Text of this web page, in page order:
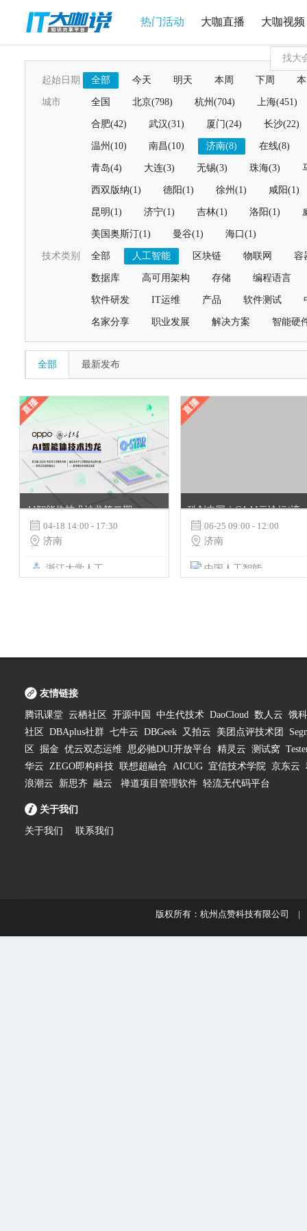
热门活动 大咖直播 大咖视频
起始日期 全部 今天 明天 本周 下周
城市 全国 北京(798) 杭州(704) 上海(451)
合肥(42) 武汉(31) 厦门(24) 长沙(22)
温州(10) 南昌(10) 济南(8) 在线(8)
青岛(4) 大连(3) 无锡(3) 珠海(3)
西双版纳(1) 德阳(1) 徐州(1) 咸阳(1)
昆明(1) 济宁(1) 吉林(1) 洛阳(1)
美国奥斯汀(1) 曼谷(1) 海口(1)
技术类别 全部 人工智能 区块链 物联网 容
数据库 高可用架构 存储 编程语言
软件研发 IT运维 产品 软件测试
名家分享 职业发展 解决方案 智能硬
全部 最新发布
AI智能体技术沙龙第二期--走进山东大学，邀你玩转移动AI新体验
 04-18 14:00 - 17:30
 济南
科创中国｜CAAI云论坛(济
 06-25 09:00 - 12:00
 济南
友情链接
腾讯课堂 云栖社区 开源中国 中生代技术 DaoCloud 数人云 饿
社区
DBAplus社群 七牛云 DBGeek 又拍云 美团点评技术团
区
掘金 优云双态运维 思必驰DUI开放平台 精灵云 测试窝
华云 ZEGO即构科技 联想超融合 AICUG 宜信技术学院 京东云
浪潮云
新思齐 融云 禅道项目管理软件 轻流无代码平台
关于我们
关于我们 联系我们
版权所有：杭州点赞科技有限公司